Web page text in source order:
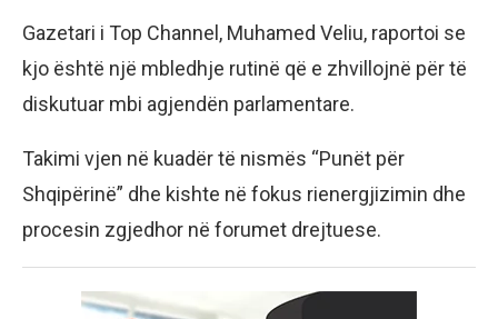
Gazetari i Top Channel, Muhamed Veliu, raportoi se
kjo është një mbledhje rutinë që e zhvillojnë për të
diskutuar mbi agjendën parlamentare.
Takimi vjen në kuadër të nismës “Punët për
Shqipërinë” dhe kishte në fokus rienergjizimin dhe
procesin zgjedhor në forumet drejtuese.